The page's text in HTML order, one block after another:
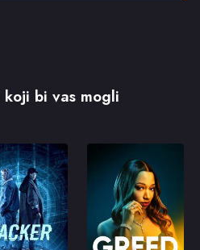
koji bi vas mogli